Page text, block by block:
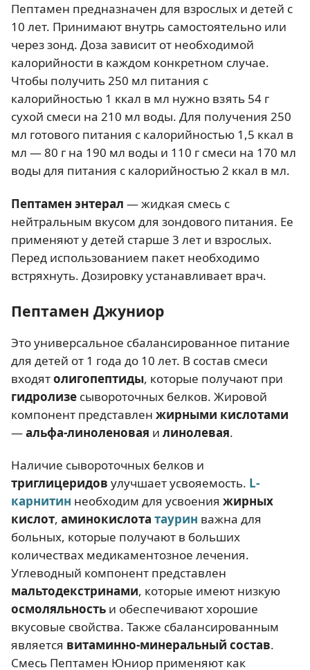
Пептамен предназначен для взрослых и детей с
10 лет. Принимают внутрь самостоятельно или
через зонд. Доза зависит от необходимой
калорийности в каждом конкретном случае.
Чтобы получить 250 мл питания с
калорийностью 1 ккал в мл нужно взять 54 г
сухой смеси на 210 мл воды. Для получения 250
мл готового питания с калорийностью 1,5 ккал в
мл — 80 г на 190 мл воды и 110 г смеси на 170 мл
воды для питания с калорийностью 2 ккал в мл.
Пептамен энтерал — жидкая смесь c
нейтральным вкусом для зондового питания. Ее
применяют у детей старше 3 лет и взрослых.
Перед использованием пакет необходимо
встряхнуть. Дозировку устанавливает врач.
Пептамен Джуниор
Это универсальное сбалансированное питание
для детей от 1 года до 10 лет. В состав смеси
входятолигопептиды, которые получают при
гидролизе сывороточных белков. Жировой
компонент представлен жирными кислотами
—альфа-линоленовая и линолевая.
Наличие сывороточных белков и
триглицеридов улучшает усвояемость. L-
карнитин необходим для усвоения жирных
кислот, аминокислота таурин важна для
больных, которые получают в больших
количествах медикаментозное лечения.
Углеводный компонент представлен
мальтодекстринами, которые имеют низкую
осмоляльность и обеспечивают хорошие
вкусовые свойства. Также сбалансированным
является витаминно-минеральный состав.
Смесь Пептамен Юниор применяют как